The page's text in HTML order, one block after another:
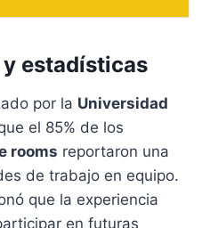
estadísticas
por la Universidad
el 85% de los
rooms reportaron una
de trabajo en equipo.
que la experiencia
en futuras